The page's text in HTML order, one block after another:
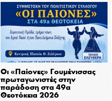
Οι «Παίονες» Γουμένισσας
πρωταγωνιστές στην
παράδοση στα 49α
Θεοτόκεια 2026